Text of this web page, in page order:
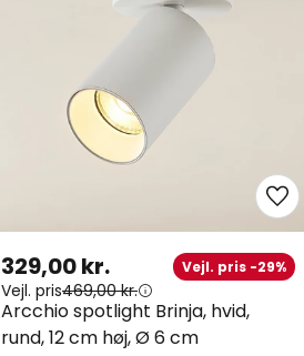
Arcchio spotlight Brinja, hvid,
rund, 12 cm høj, Ø 6 cm
329,00 kr. Vejl. pris -29%
Vejl. pris469,00 kr.